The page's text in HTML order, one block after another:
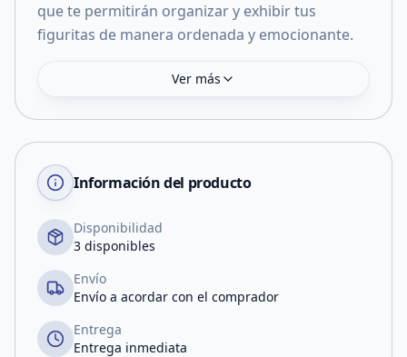
que te permitirán organizar y exhibir tus
Ver más
Información del producto
Disponibilidad
3 disponibles
Envío
Envío a acordar con el comprador
Entrega
Entrega inmediata